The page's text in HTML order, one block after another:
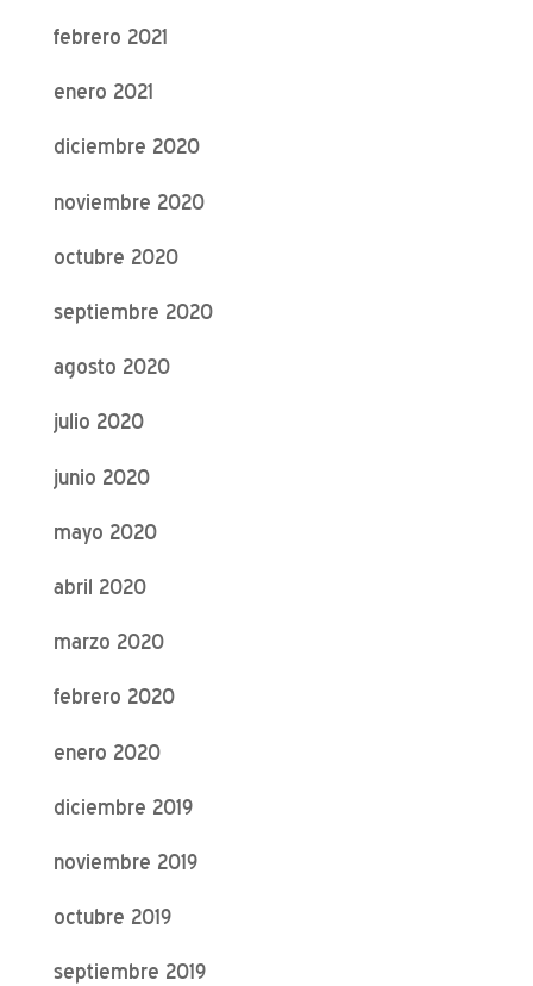
febrero 2021
enero 2021
diciembre 2020
noviembre 2020
octubre 2020
septiembre 2020
agosto 2020
julio 2020
junio 2020
mayo 2020
abril 2020
marzo 2020
febrero 2020
enero 2020
diciembre 2019
noviembre 2019
octubre 2019
septiembre 2019